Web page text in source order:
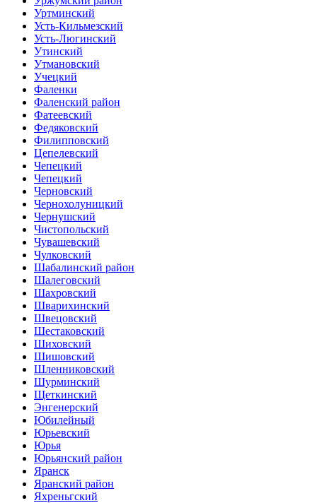
Уртминский
Усть-Кильмезский
Усть-Люгинский
Утинский
Утмановский
Учецкий
Фаленки
Фаленский район
Фатеевский
Федяковский
Филипповский
Цепелевский
Чепецкий
Чепецкий
Черновский
Чернохолуницкий
Чернушский
Чистопольский
Чувашевский
Чулковский
Шабалинский район
Шалеговский
Шахровский
Шварихинский
Швецовский
Шестаковский
Шиховский
Шишовский
Шленниковский
Шурминский
Щеткинский
Энгенерский
Юбилейный
Юрьевский
Юрья
Юрьянский район
Яранск
Яранский район
Яхреньгский